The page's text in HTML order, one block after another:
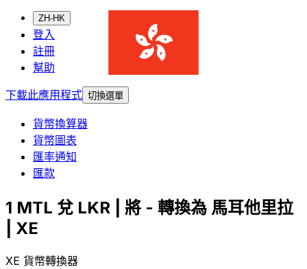
ZH-HK
登入
註冊
幫助
下載此應用程式 切換選單
貨幣換算器
貨幣圖表
匯率通知
匯款
1 MTL 兌 LKR | 將 - 轉換為 馬耳他里拉
| XE
XE 貨幣轉換器